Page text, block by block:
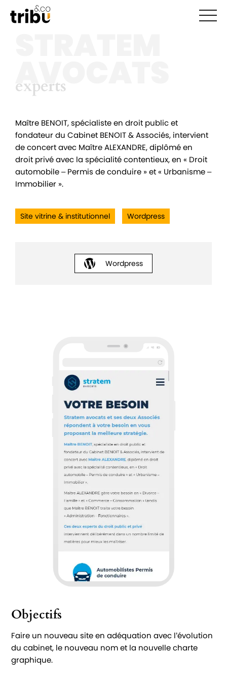
AVOCATS
experts
experts
Maître BENOIT, spécialiste en droit public et
fondateur du Cabinet BENOIT & Associés, intervient
de concert avec Maître ALEXANDRE, diplômé en
droit privé avec la spécialité contentieux, en « Droit
automobile – Permis de conduire » et « Urbanisme –
Immobilier ».
Site vitrine & institutionnel Wordpress
Wordpress
Objectifs
Faire un nouveau site en adéquation avec l’évolution
du cabinet, le nouveau nom et la nouvelle charte
graphique.